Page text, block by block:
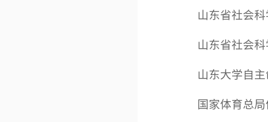
山东省社会
山东省社会
山东大学自
国家体育总